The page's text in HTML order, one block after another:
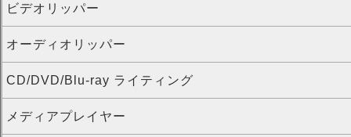
ビデオリッパー
オーディオリッパー
CD/DVD/Blu-ray ライティング
メディアプレイヤー